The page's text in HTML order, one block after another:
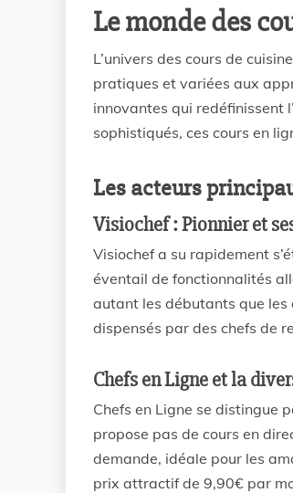
Le monde des
L’univers des cours de
pratiques et variées aux
innovantes qui redéfinissent
sophistiqués, ces cours en
Les acteurs
Visiochef : Pionnier et
Visiochef a su rapidement
éventail de fonctionnalités
autant les débutants que les
dispensés par des chefs de
Chefs en Ligne et la
Chefs en Ligne se distingue
propose pas de cours en
demande, idéale pour les
prix attractif de 9,90€ par